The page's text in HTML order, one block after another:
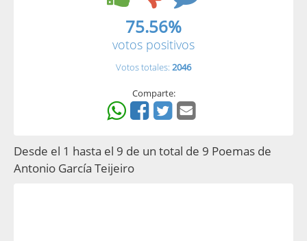
75.56%
votos positivos
Votos totales: 2046
Comparte:
Desde el 1 hasta el 9 de un total de 9 Poemas de
Antonio García Teijeiro